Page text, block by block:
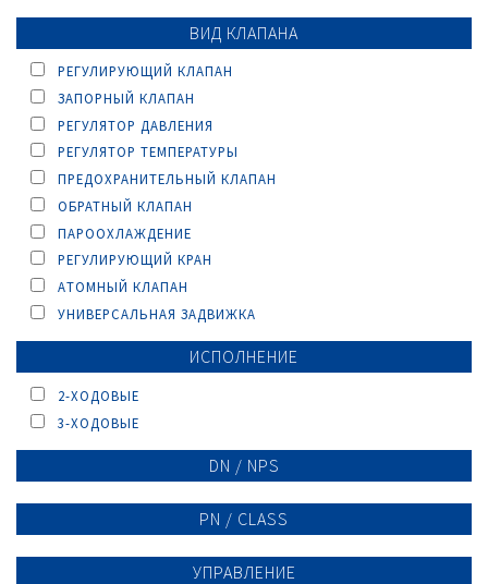
ВИД КЛАПАНА
РЕГУЛИРУЮЩИЙ КЛАПАН
ЗАПОРНЫЙ КЛАПАН
РЕГУЛЯТОР ДАВЛЕНИЯ
РЕГУЛЯТОР ТЕМПЕРАТУРЫ
ПРЕДОХРАНИТЕЛЬНЫЙ КЛАПАН
ОБРАТНЫЙ КЛАПАН
ПАРООХЛАЖДЕНИЕ
РЕГУЛИРУЮЩИЙ КРАН
AТОМНЫЙ КЛАПАН
УНИВЕРСАЛЬНАЯ ЗАДВИЖКА
ИСПОЛНЕНИЕ
2-ХОДОВЫЕ
3-ХОДОВЫЕ
DN / NPS
PN / CLASS
УПРАВЛЕНИЕ